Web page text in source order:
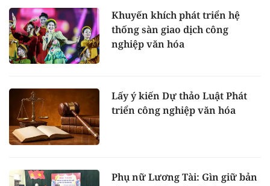
Khuyến khích phát triển hệ
thống sàn giao dịch công
nghiệp văn hóa
Lấy ý kiến Dự thảo Luật Phát
triển công nghiệp văn hóa
Phụ nữ Lương Tài: Gìn giữ bản